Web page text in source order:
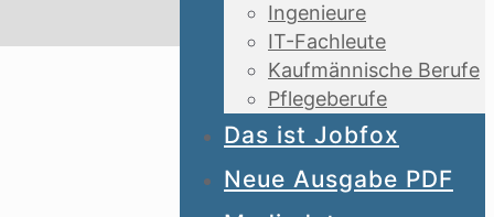
Ingenieure
IT-Fachleute
Kaufmännische Berufe
Pflegeberufe
Das ist Jobfox
Neue Ausgabe PDF